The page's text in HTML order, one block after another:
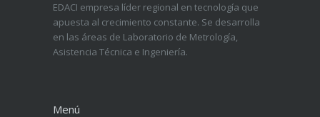
EDACI empresa líder regional en tecnología que
apuesta al crecimiento constante. Se desarrolla
en las áreas de Laboratorio de Metrología,
Asistencia Técnica e Ingeniería.
Menú